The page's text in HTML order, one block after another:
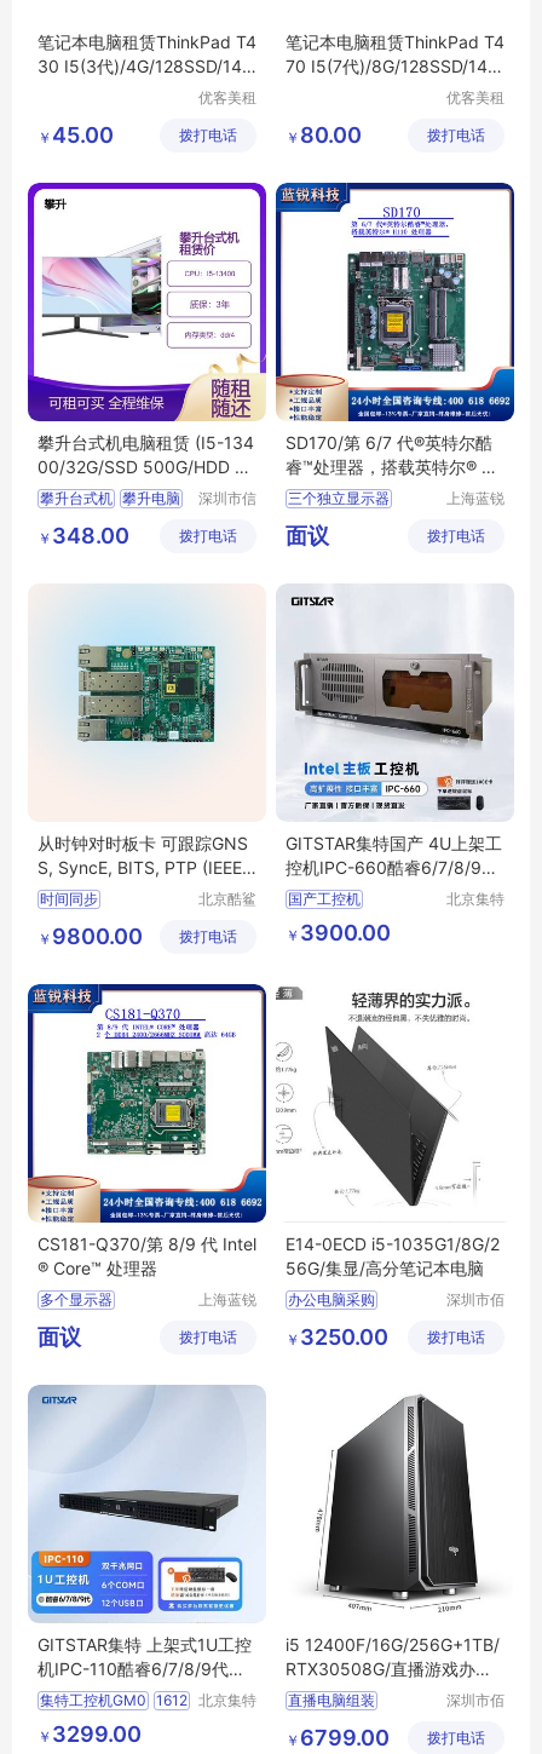
笔记本电脑租赁ThinkPad T4
30 I5(3代)/4G/128SSD/14.1
优客美租
信息科技
￥ 45.00 拨打电话
笔记本电脑租赁ThinkPad T4
70 I5(7代)/8G/128SSD/14.1
优客美租
信息科技
￥ 80.00 拨打电话
攀升台式机电脑租赁 (I5-134
00/32G/SSD 500G/HDD 1
T/RTX4060 8G)
攀升台式机 攀升电脑
台式电脑
深圳市信
技术有限
￥ 348.00 拨打电话
SD170/第 6/7 代®英特尔酷
睿™处理器，搭载英特尔® H1
10 处理器
三个独立显示器
丰富的IO
上海蓝锐
有限公司
面议 拨打电话
从时钟对时板卡 可跟踪GNS
S, SyncE, BITS, PTP (IEEE1
588-2008)
时间同步
北京酷鲨
公司
￥ 9800.00 拨打电话
GITSTAR集特国产 4U上架工
控机IPC-660酷睿6/7/8/9代
win7/10系统
国产工控机
工业自动化控制系统
工控机一体机
工业电脑服务器
北京集特
￥ 3900.00
CS181-Q370/第 8/9 代 Intel
® Core™ 处理器
多个显示器
支持高达4K2K的分
多种扩展
上海蓝锐
有限公司
面议 拨打电话
E14-0ECD i5-1035G1/8G/2
56G/集显/高分笔记本电脑
办公电脑采购
办公笔记本电脑
深圳市佰
技有限公
￥ 3250.00 拨打电话
GITSTAR集特 上架式1U工控
机IPC-110酷睿6/7/8/9代
（GM0-1612）
集特工控机GM0 1612
1u上架工控机IPC
机架式工控机
北京集特
￥ 3299.00
i5 12400F/16G/256G+1TB/
RTX30508G/直播游戏办公
台式电脑
直播电脑组装
2022年主流电脑报价
深圳市佰
技有限公
￥ 6799.00 拨打电话